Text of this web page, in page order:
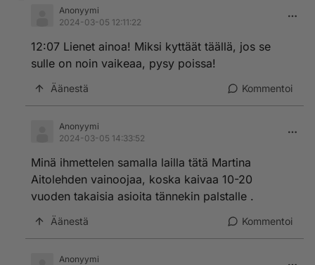
Anonyymi
2024-03-05 12:11:22
12:07 Lienet ainoa! Miksi kyttäät täällä, jos se
sulle on noin vaikeaa, pysy poissa!
Äänestä Kommentoi
Anonyymi
2024-03-05 14:33:52
Minä ihmettelen samalla lailla tätä Martina
Aitolehden vainoojaa, koska kaivaa 10-20
vuoden takaisia asioita tännekin palstalle .
Äänestä Kommentoi
Anonyymi